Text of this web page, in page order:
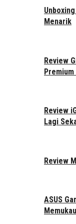
Menarik
Review
Review
Lagi
Review
ASUS
Memukau